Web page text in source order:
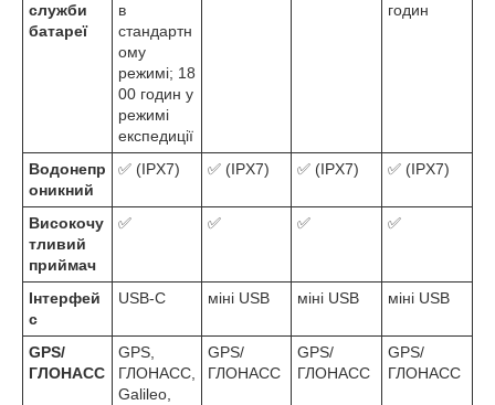
служби
батареї
в
стандартн
ому
режимі; 18
00 годин у
режимі
експедиції
годин
Водонепр
оникний
✅ (IPX7) ✅ (IPX7) ✅ (IPX7) ✅ (IPX7)
Високочу
тливий
приймач
✅ ✅ ✅ ✅
Інтерфей
с
USB-C міні USB міні USB міні USB
GPS/
ГЛОНАСС
GPS,
ГЛОНАСС,
Galileo,
GPS/
ГЛОНАСС
GPS/
ГЛОНАСС
GPS/
ГЛОНАСС